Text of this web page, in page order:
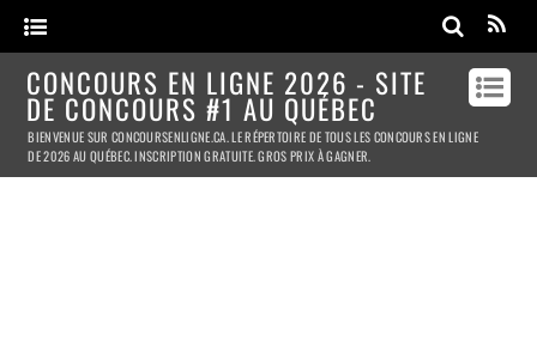
CONCOURS EN LIGNE 2026 - SITE
DE CONCOURS #1 AU QUÉBEC
BIENVENUE SUR CONCOURSENLIGNE.CA. LE RÉPERTOIRE DE TOUS LES CONCOURS EN LIGNE
DE 2026 AU QUÉBEC. INSCRIPTION GRATUITE. GROS PRIX À GAGNER.